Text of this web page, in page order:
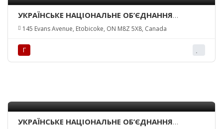
УКРАЇНСЬКЕ НАЦІОНАЛЬНЕ ОБ’ЄДНАННЯ
КАНАДИ – ТОРОНТО-МІСТО/ UKR. NATIONAL
FEDERATION OF CANADA INC. – TORONTO
BRANCH
145 Evans Avenue, Etobicoke, ON M8Z 5X8, Canada
Г
УКРАЇНСЬКЕ НАЦІОНАЛЬНЕ ОБ’ЄДНАННЯ